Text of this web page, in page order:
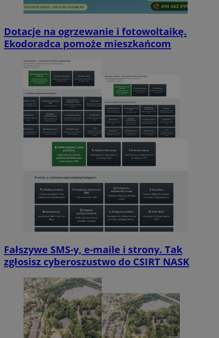
Dotacje na ogrzewanie i fotowoltaikę.
Ekodoradca pomoże mieszkańcom
Fałszywe SMS-y, e-maile i strony. Tak
zgłosisz cyberoszustwo do CSIRT NASK